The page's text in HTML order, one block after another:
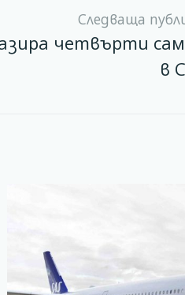
Следваща
четвърти
в